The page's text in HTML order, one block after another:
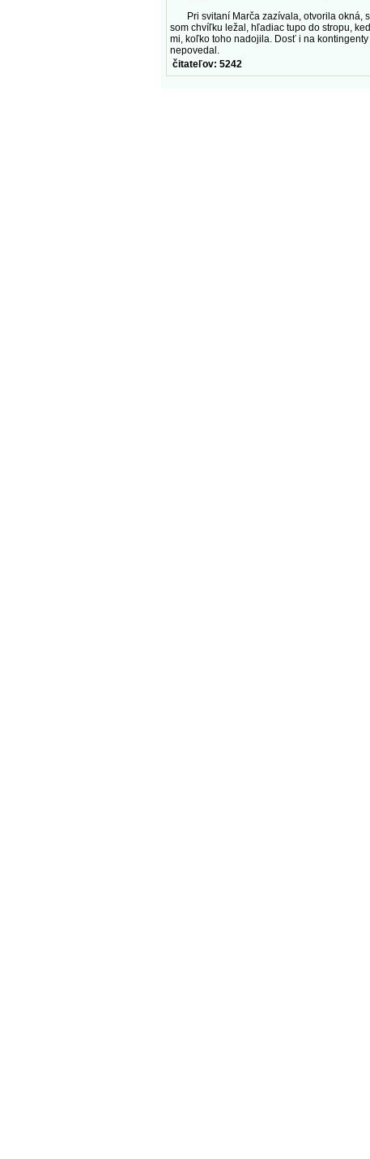
Pri svitaní Marča zazívala, otvorila okná,
som chvíľku ležal, hľadiac tupo do stropu,
mi, koľko toho nadojila. Dosť i na
nepovedal.
čitateľov: 5242